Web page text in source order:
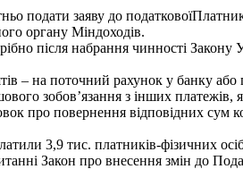
органу Міндоходів.
після набрання чинності Закону
– на поточний рахунок у банку
зобов’язання з інших платежів,
про повернення відповідних сум
3,9 тис. платників-фізичних
Закон про внесення змін до